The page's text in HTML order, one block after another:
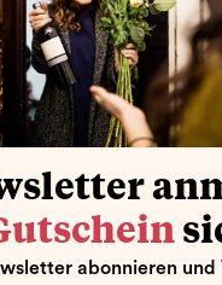
abonnieren und